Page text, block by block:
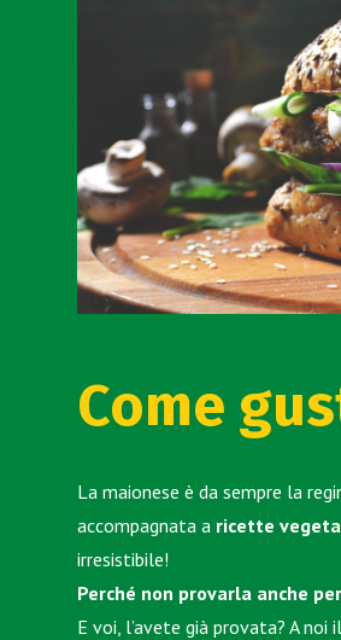
Come
La maionese è da sempre la
accompagnata a ricette
irresistibile!
Perché non provarla anche
E voi, l’avete già provata? A